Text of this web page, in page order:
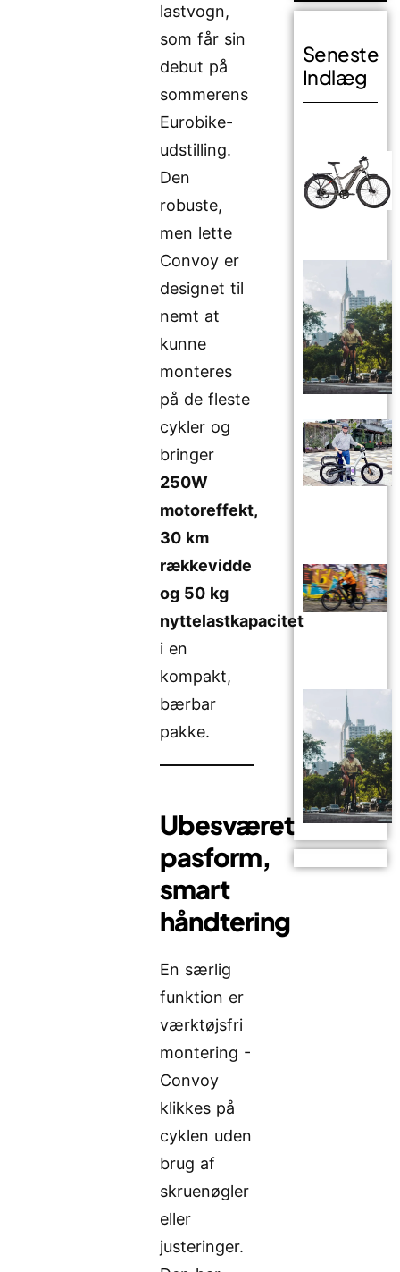
lastvogn,
som får sin
debut på
sommerens
Eurobike-
udstilling.
Den
robuste,
men lette
Convoy er
designet til
nemt at
kunne
monteres
på de fleste
cykler og
bringer
250W
motoreffekt,
30 km
rækkevidde
og 50 kg
nyttelastkapacitet
i en
kompakt,
bærbar
pakke.
Ubesværet
pasform,
smart
håndtering
En særlig
funktion er
værktøjsfri
montering -
Convoy
klikkes på
cyklen uden
brug af
skruenøgler
eller
justeringer.
Seneste
Indlæg